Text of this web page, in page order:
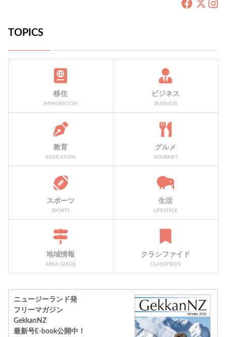
TOPICS
移住
IMMIGRATION
ビジネス
BUSINESS
教育
EDUCATION
グルメ
GOURMET
スポーツ
SPORTS
生活
LIFESTYLE
地域情報
AREA GUIDE
クラシファイド
CLASSIFIEDS
ニュージーランド発
フリーマガジン
GekkanNZ
最新号E-book公開中！